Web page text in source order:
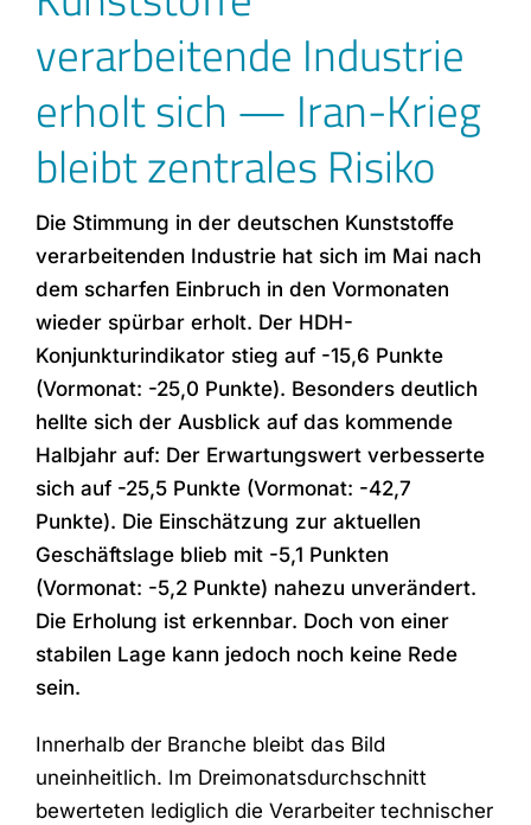
verarbeitende Industrie
erholt sich — Iran-Krieg
bleibt zentrales Risiko
Die Stimmung in der deutschen Kunststoffe
verarbeitenden Industrie hat sich im Mai nach
dem scharfen Einbruch in den Vormonaten
wieder spürbar erholt. Der HDH-
Konjunkturindikator stieg auf -15,6 Punkte
(Vormonat: -25,0 Punkte). Besonders deutlich
hellte sich der Ausblick auf das kommende
Halbjahr auf: Der Erwartungswert verbesserte
sich auf -25,5 Punkte (Vormonat: -42,7
Punkte). Die Einschätzung zur aktuellen
Geschäftslage blieb mit -5,1 Punkten
(Vormonat: -5,2 Punkte) nahezu unverändert.
Die Erholung ist erkennbar. Doch von einer
stabilen Lage kann jedoch noch keine Rede
sein.
Innerhalb der Branche bleibt das Bild
uneinheitlich. Im Dreimonatsdurchschnitt
bewerteten lediglich die Verarbeiter technischer